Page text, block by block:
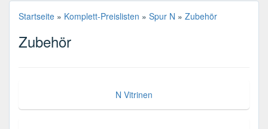
Startseite » Komplett-Preislisten » Spur N » Zubehör
Zubehör
N Vitrinen